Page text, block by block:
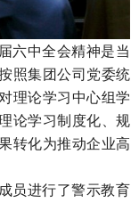
六中全会精神是当
照集团公司党委统
理论学习中心组学
论学习制度化、规
转化为推动企业高
员进行了警示教育